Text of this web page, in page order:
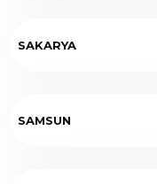
SAKARYA
SAMSUN